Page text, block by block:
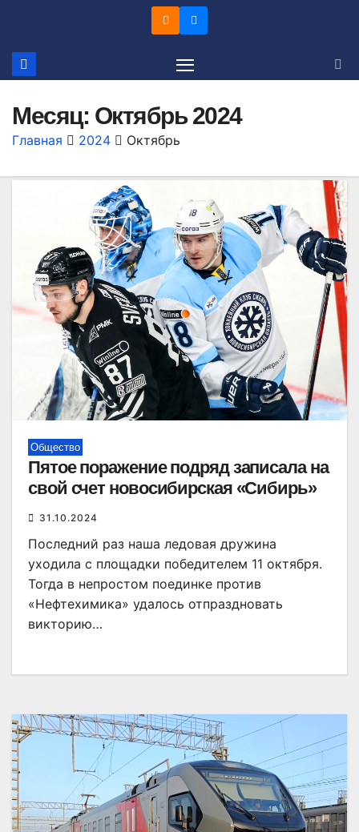
содержимому
Месяц: Октябрь 2024
Главная 2024 Октябрь
Общество
Пятое поражение подряд записала на
свой счет новосибирская «Сибирь»
31.10.2024
Последний раз наша ледовая дружина
уходила с площадки победителем 11 октября.
Тогда в непростом поединке против
«Нефтехимика» удалось отпраздновать
викторию…